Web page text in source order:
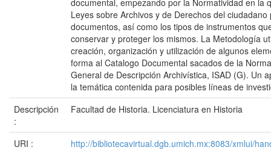
documental, empezando por la Normatividad en la
Leyes sobre Archivos y de Derechos del
documentos, así como los tipos de instrumentos
conservar y proteger los mismos. La Metodología
creación, organización y utilización de algunos
forma al Catalogo Documental sacados de la
General de Descripción Archivística, ISAD (G). Un
la temática contenida para posibles líneas de
Descripción
:
Facultad de Historia. Licenciatura en Historia
URI :
http://bibliotecavirtual.dgb.umich.mx:8083/xmlui/